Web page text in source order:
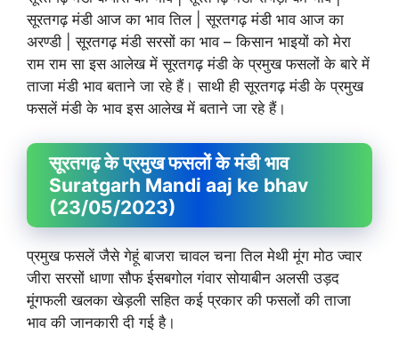
सूरतगढ़ मंडी आज का भाव तिल | सूरतगढ़ मंडी भाव आज का
अरण्डी | सूरतगढ़ मंडी सरसों का भाव – किसान भाइयों को मेरा
राम राम सा इस आलेख में सूरतगढ़ मंडी के प्रमुख फसलों के बारे में
ताजा मंडी भाव बताने जा रहे हैं। साथी ही सूरतगढ़ मंडी के प्रमुख
फसलें मंडी के भाव इस आलेख में बताने जा रहे हैं।
सूरतगढ़ के प्रमुख फसलों के मंडी भाव
Suratgarh Mandi aaj ke bhav
(23/05/2023)
प्रमुख फसलें जैसे गेहूं बाजरा चावल चना तिल मेथी मूंग मोठ ज्वार
जीरा सरसों धाणा सौफ ईसबगोल गंवार सोयाबीन अलसी उड़द
मूंगफली खलका खेड़ली सहित कई प्रकार की फसलों की ताजा
भाव की जानकारी दी गई है।